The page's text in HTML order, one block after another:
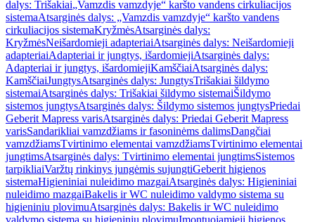
dalys: Trišakiai„Vamzdis vamzdyje“ karšto vandens cirkuliacijos
sistemaAtsarginės dalys: „Vamzdis vamzdyje“ karšto vandens
cirkuliacijos sistemaKryžmėsAtsarginės dalys:
KryžmėsNeišardomieji adapteriaiAtsarginės dalys: Neišardomieji
adapteriaiAdapteriai ir jungtys, išardomiejiAtsarginės dalys:
Adapteriai ir jungtys, išardomiejiKamščiaiAtsarginės dalys:
KamščiaiJungtysAtsarginės dalys: JungtysTrišakiai šildymo
sistemaiAtsarginės dalys: Trišakiai šildymo sistemaiŠildymo
sistemos jungtysAtsarginės dalys: Šildymo sistemos jungtysPriedai
Geberit Mapress varisAtsarginės dalys: Priedai Geberit Mapress
varisSandarikliai vamzdžiams ir fasoninėms dalimsDangčiai
vamzdžiamsTvirtinimo elementai vamzdžiamsTvirtinimo elementai
jungtimsAtsarginės dalys: Tvirtinimo elementai jungtimsSistemos
tarpikliaiVaržtų rinkinys jungėmis sujungtiGeberit higienos
sistemaHigieniniai nuleidimo mazgaiAtsarginės dalys: Higieniniai
nuleidimo mazgaiBakelis ir WC nuleidimo valdymo sistema su
higieniniu plovimuAtsarginės dalys: Bakelis ir WC nuleidimo
valdymo sistema su higieniniu plovimuĮmontuojamieji higienos